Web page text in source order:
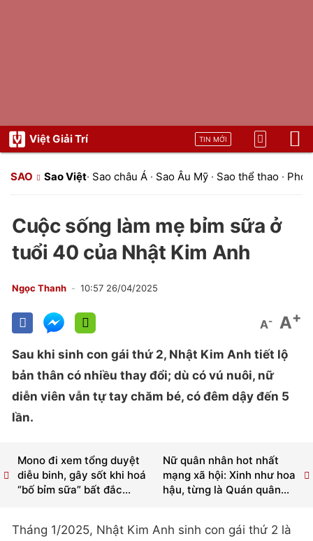
Việt Giải Trí TIN MỚI
SAO Sao Việt· Sao châu Á · Sao Âu Mỹ · Sao thể thao ·
Cuộc sống làm mẹ bỉm sữa ở
tuổi 40 của Nhật Kim Anh
Ngọc Thanh 10:57 26/04/2025
A- A+
Sau khi sinh con gái thứ 2, Nhật Kim Anh tiết lộ
bản thân có nhiều thay đổi; dù có vú nuôi, nữ
diễn viên vẫn tự tay chăm bé, có đêm dậy đến 5
lần.
Nữ quân nhân hot nhất
mạng xã hội: Xinh như hoa
hậu, từng là Quán quân...
Mono đi xem tổng duyệt
diễu binh, gây sốt khi hoá
“bố bỉm sữa” bất đắc...
Tháng 1/2025, Nhật Kim Anh sinh con gái thứ 2 là